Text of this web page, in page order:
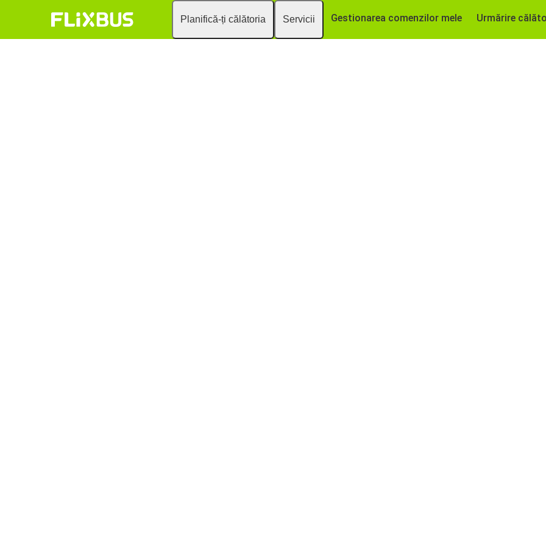
Planifică-ți călătoria Servicii Gestionarea comenzilor mele Urmărire